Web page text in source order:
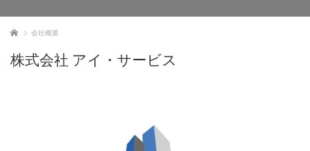
ホーム 会社概要
株式会社 アイ・サービス